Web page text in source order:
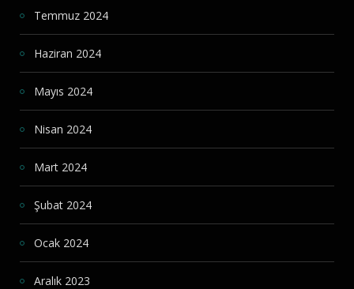
Temmuz 2024
Haziran 2024
Mayıs 2024
Nisan 2024
Mart 2024
Şubat 2024
Ocak 2024
Aralık 2023